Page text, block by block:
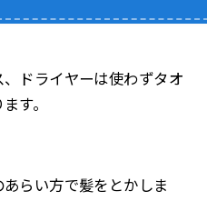
、ドライヤーは使わずタオ
す。
らい方で髪をとかしま